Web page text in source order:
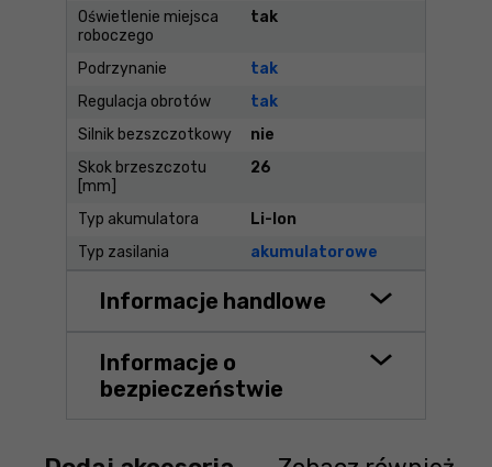
Oświetlenie miejsca
roboczego
tak
Podrzynanie
tak
Regulacja obrotów
tak
Silnik bezszczotkowy
nie
Skok brzeszczotu
[mm]
26
Typ akumulatora
Li-Ion
Typ zasilania
akumulatorowe
Informacje handlowe
Informacje o
bezpieczeństwie